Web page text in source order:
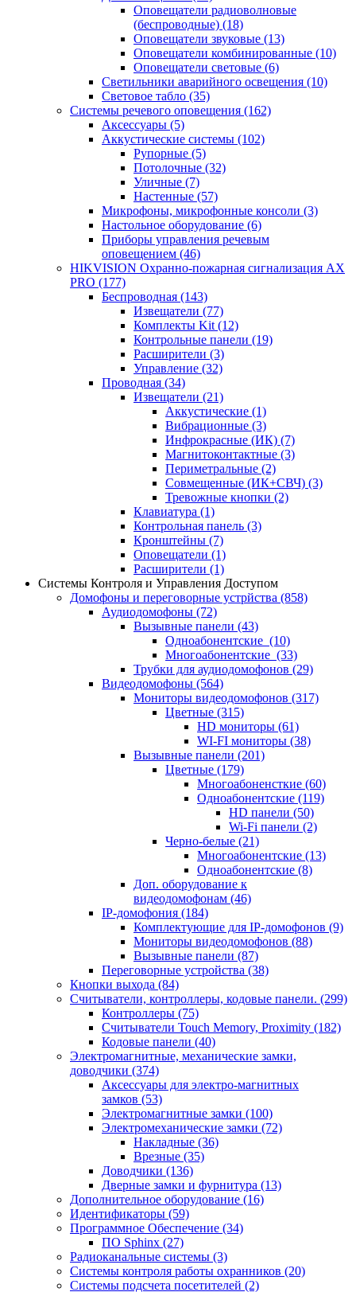
Оповещатели радиоволновые
(беспроводные) (18)
Оповещатели звуковые (13)
Оповещатели комбинированные (10)
Оповещатели световые (6)
Светильники аварийного освещения (10)
Световое табло (35)
Системы речевого оповещения (162)
Аксессуары (5)
Аккустические системы (102)
Рупорные (5)
Потолочные (32)
Уличные (7)
Настенные (57)
Микрофоны, микрофонные консоли (3)
Настольное оборудование (6)
Приборы управления речевым
оповещением (46)
HIKVISION Охранно-пожарная сигнализация AX
PRO (177)
Беспроводная (143)
Извещатели (77)
Комплекты Kit (12)
Контрольные панели (19)
Расширители (3)
Управление (32)
Проводная (34)
Извещатели (21)
Аккустические (1)
Вибрационные (3)
Инфрокрасные (ИК) (7)
Магнитоконтактные (3)
Периметральные (2)
Совмещенные (ИК+СВЧ) (3)
Тревожные кнопки (2)
Клавиатура (1)
Контрольная панель (3)
Кронштейны (7)
Оповещатели (1)
Расширители (1)
Системы Контроля и Управления Доступом
Домофоны и переговорные устрйства (858)
Аудиодомофоны (72)
Вызывные панели (43)
Одноабонентские (10)
Многоабонентские (33)
Трубки для аудиодомофонов (29)
Видеодомофоны (564)
Мониторы видеодомофонов (317)
Цветные (315)
HD мониторы (61)
WI-FI мониторы (38)
Вызывные панели (201)
Цветные (179)
Многоабоненсткие (60)
Одноабонентские (119)
HD панели (50)
Wi-Fi панели (2)
Черно-белые (21)
Многоабонентские (13)
Одноабонентские (8)
Доп. оборудование к
видеодомофонам (46)
IP-домофония (184)
Комплектующие для IP-домофонов (9)
Мониторы видеодомофонов (88)
Вызывные панели (87)
Переговорные устройства (38)
Кнопки выхода (84)
Считыватели, контроллеры, кодовые панели. (299)
Контроллеры (75)
Считыватели Touch Memory, Proximity (182)
Кодовые панели (40)
Электромагнитные, механические замки,
доводчики (374)
Аксессуары для электро-магнитных
замков (53)
Электромагнитные замки (100)
Электромеханические замки (72)
Накладные (36)
Врезные (35)
Доводчики (136)
Дверные замки и фурнитура (13)
Дополнительное оборудование (16)
Идентификаторы (59)
Программное Обеспечение (34)
ПО Sphinx (27)
Радиоканальные системы (3)
Системы контроля работы охранников (20)
Системы подсчета посетителей (2)